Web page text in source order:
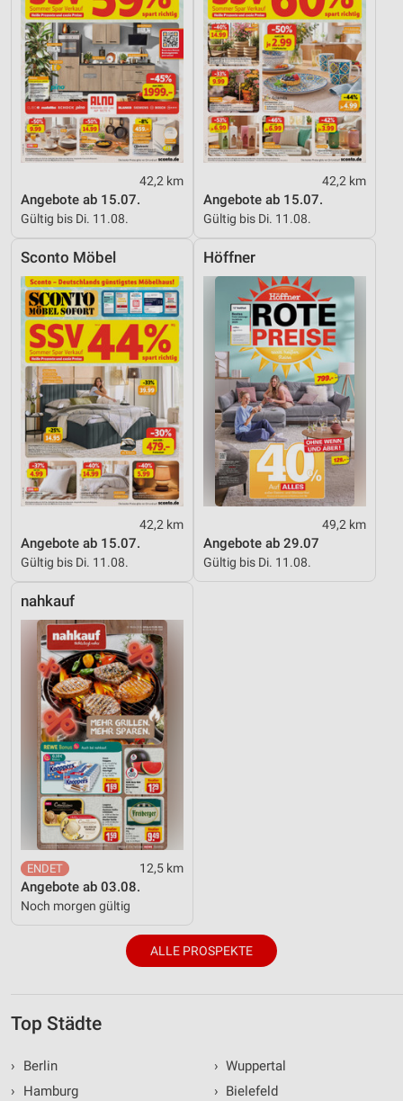
42,2 km
Angebote ab 15.07.
Gültig bis Di. 11.08.
42,2 km
Angebote ab 15.07.
Gültig bis Di. 11.08.
Sconto Möbel
42,2 km
Angebote ab 15.07.
Gültig bis Di. 11.08.
Höffner
49,2 km
Angebote ab 29.07
Gültig bis Di. 11.08.
nahkauf
12,5 km
Angebote ab 03.08.
Noch morgen gültig
ALLE PROSPEKTE
Top Städte
›
Berlin
›
Hamburg
› Wuppertal
› Bielefeld